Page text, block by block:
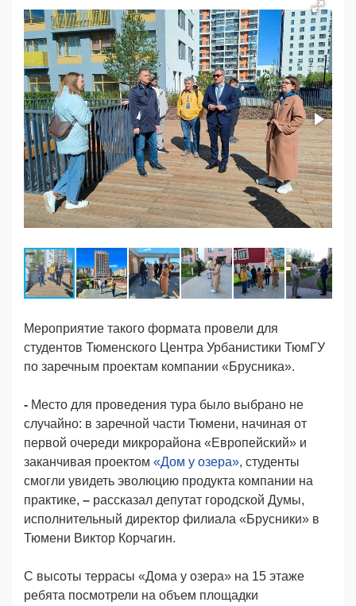
Мероприятие такого формата провели для
студентов Тюменского Центра Урбанистики ТюмГУ
по заречным проектам компании «Брусника».
- Место для проведения тура было выбрано не
случайно: в заречной части Тюмени, начиная от
первой очереди микрорайона «Европейский» и
заканчивая проектом «Дом у озера», студенты
смогли увидеть эволюцию продукта компании на
практике, – рассказал депутат городской Думы,
исполнительный директор филиала «Брусники» в
Тюмени Виктор Корчагин.
С высоты террасы «Дома у озера» на 15 этаже
ребята посмотрели на объем площадки